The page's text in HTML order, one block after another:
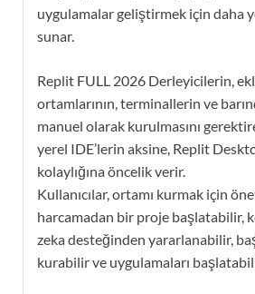
uygulamalar geliştirmek için daha
sunar.
Replit FULL 2026 Derleyicilerin,
ortamlarının, terminallerin ve
manuel olarak kurulmasını
yerel IDE’lerin aksine, Replit
kolaylığına öncelik verir.
Kullanıcılar, ortamı kurmak için
harcamadan bir proje başlatabilir,
zeka desteğinden yararlanabilir,
kurabilir ve uygulamaları